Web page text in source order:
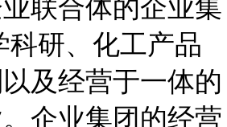
联合体的企业集
科研、化工产品
及经营于一体的
企业集团的经营